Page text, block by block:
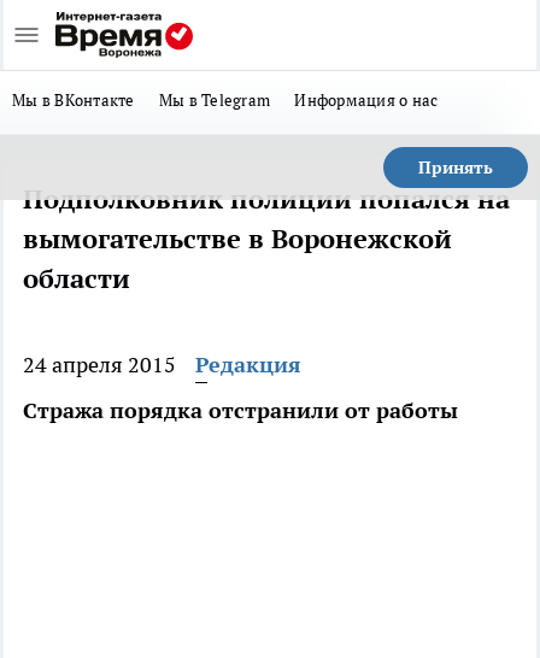
Мы в ВКонтакте Мы в Telegram Информация о нас
Принять
Подполковник полиции попался на
вымогательстве в Воронежской
области
24 апреля 2015
Редакция
Стража порядка отстранили от работы